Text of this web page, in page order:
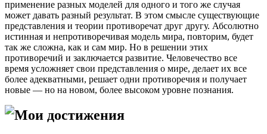
применение разных моделей для одного и того же случая
может давать разный результат. В этом смысле существующие
представления и теории противоречат друг другу. Абсолютно
истинная и непротиворечивая модель мира, повторим, будет
так же сложна, как и сам мир. Но в решении этих
противоречий и заключается развитие. Человечество все
время усложняет свои представления о мире, делает их все
более адекватными, решает одни противоречия и получает
новые — но на новом, более высоком уровне познания.
Мои достижения